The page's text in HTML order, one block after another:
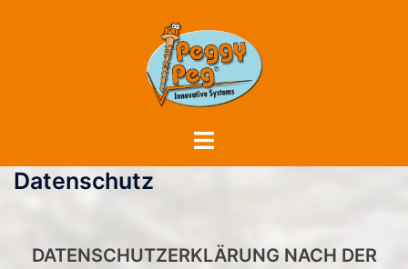
Menü
Datenschutz
DATENSCHUTZERKLÄRUNG NACH DER